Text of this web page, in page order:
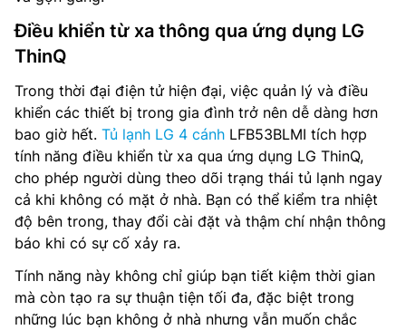
Điều khiển từ xa thông qua ứng dụng LG
ThinQ
Trong thời đại điện tử hiện đại, việc quản lý và điều
khiển các thiết bị trong gia đình trở nên dễ dàng hơn
bao giờ hết. Tủ lạnh LG 4 cánh LFB53BLMI tích hợp
tính năng điều khiển từ xa qua ứng dụng LG ThinQ,
cho phép người dùng theo dõi trạng thái tủ lạnh ngay
cả khi không có mặt ở nhà. Bạn có thể kiểm tra nhiệt
độ bên trong, thay đổi cài đặt và thậm chí nhận thông
báo khi có sự cố xảy ra.
Tính năng này không chỉ giúp bạn tiết kiệm thời gian
mà còn tạo ra sự thuận tiện tối đa, đặc biệt trong
những lúc bạn không ở nhà nhưng vẫn muốn chắc